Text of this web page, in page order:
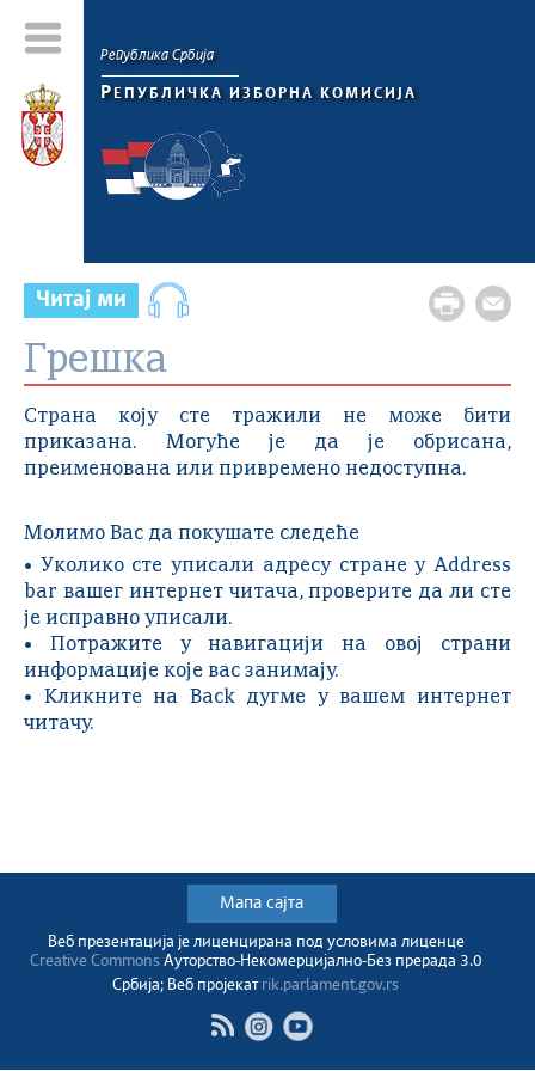
Република Србија
Р ЕПУБЛИЧКА ИЗБОРНА КОМИСИЈА
Читај ми
Грешка
Страна коју сте тражили не може бити
приказана. Могуће је да је обрисана,
преименована или привремено недоступна.
Молимо Вас да покушате следеће
• Уколико сте уписали адресу стране у Address
bar вашег интернет читача, проверите да ли сте
је исправно уписали.
• Потражите у навигацији на овој страни
информације које вас занимају.
• Кликните на Back дугме у вашем интернет
читачу.
Мапа сајта
Веб презентација jе лиценциранa под условима лиценце
Creative CommonsАуторство-Некомерцијално-Без прерада 3.0
Србија; Веб пројекат rik.parlament.gov.rs